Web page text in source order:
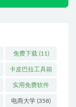
免费下载 (11)
卡皮巴拉工具箱
(3)
实用免费软件
(415)
电商大学 (358)